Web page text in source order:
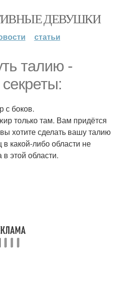
ДЕВУШКИ
статьи
талию -
с боков.
только там. Вам придётся
хотите сделать вашу талию
какой-либо области не
этой области.